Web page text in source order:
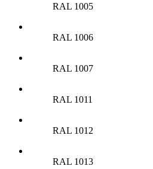
RAL 1005
RAL 1006
RAL 1007
RAL 1011
RAL 1012
RAL 1013